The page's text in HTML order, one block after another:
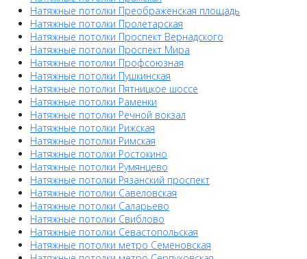
Натяжные потолки Преображенская площадь
Натяжные потолки Пролетарская
Натяжные потолки Проспект Вернадского
Натяжные потолки Проспект Мира
Натяжные потолки Профсоюзная
Натяжные потолки Пушкинская
Натяжные потолки Пятницкое шоссе
Натяжные потолки Раменки
Натяжные потолки Речной вокзал
Натяжные потолки Рижская
Натяжные потолки Римская
Натяжные потолки Ростокино
Натяжные потолки Румянцево
Натяжные потолки Рязанский проспект
Натяжные потолки Савеловская
Натяжные потолки Саларьево
Натяжные потолки Свиблово
Натяжные потолки Севастопольская
Натяжные потолки метро Семеновская